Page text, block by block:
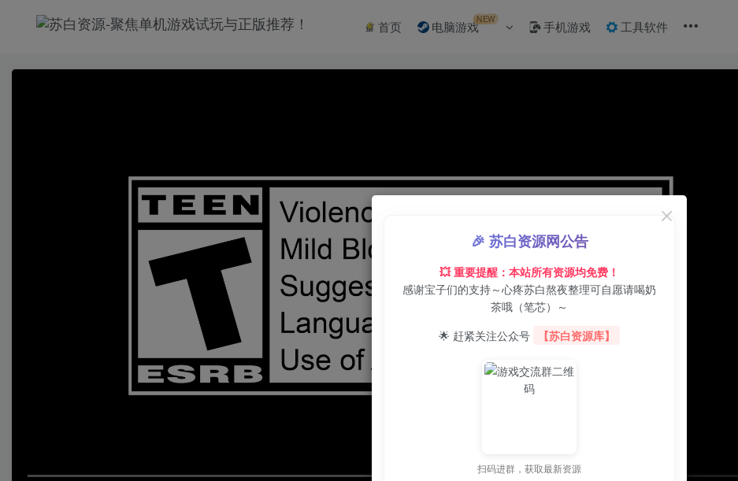
首页 电脑游戏NEW 手机游戏 工具软件
🎉 苏白资源网公告
💥 重要提醒：本站所有资源均免费！
感谢宝子们的支持～心疼苏白熬夜整理可自愿请喝奶
茶哦（笔芯）～
🌟 赶紧关注公众号
【苏白资源库】
扫码进群，获取最新资源